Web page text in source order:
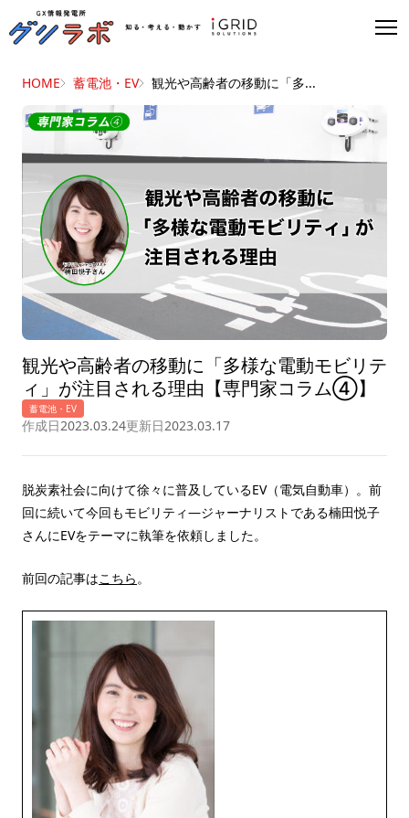
HOME 蓄電池・EV 観光や高齢者の移動に「多...
蓄電池・EV
作成日2023.03.24更新日2023.03.17
観光や高齢者の移動に「多様な電動モビリテ
ィ」が注目される理由【専門家コラム④】
脱炭素社会に向けて徐々に普及しているEV（電気自動車）。前
回に続いて今回もモビリティ―ジャーナリストである楠田悦子
さんにEVをテーマに執筆を依頼しました。
前回の記事はこちら。